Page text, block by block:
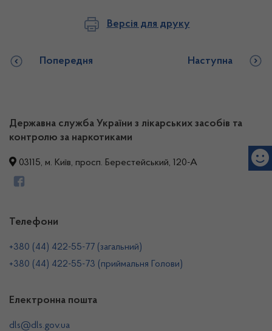
Версія для друку
Попередня Наступна
Державна служба України з лікарських засобів та
контролю за наркотиками
03115, м. Київ, просп. Берестейський, 120-А
Телефони
+380 (44) 422-55-77 (загальний)
+380 (44) 422-55-73 (приймальня Голови)
Електронна пошта
dls@dls.gov.ua